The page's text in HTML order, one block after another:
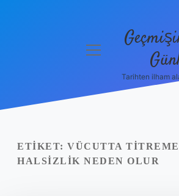
Yasal Uyarı
menüyü
Tarihten ilham
ETIKET: VÜCUTTA
HALSIZLIK NEDEN OLUR